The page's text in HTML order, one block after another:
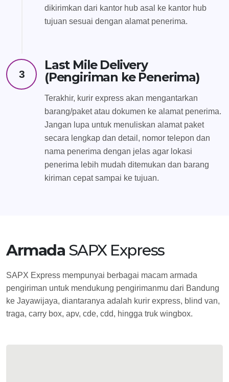
dikirimkan dari kantor hub asal ke kantor hub
tujuan sesuai dengan alamat penerima.
3
Last Mile Delivery
(Pengiriman ke Penerima)
Terakhir, kurir express akan mengantarkan
barang/paket atau dokumen ke alamat penerima.
Jangan lupa untuk menuliskan alamat paket
secara lengkap dan detail, nomor telepon dan
nama penerima dengan jelas agar lokasi
penerima lebih mudah ditemukan dan barang
kiriman cepat sampai ke tujuan.
Armada SAPX Express
SAPX Express mempunyai berbagai macam armada
pengiriman untuk mendukung pengirimanmu dari Bandung
ke Jayawijaya, diantaranya adalah kurir express, blind van,
traga, carry box, apv, cde, cdd, hingga truk wingbox.